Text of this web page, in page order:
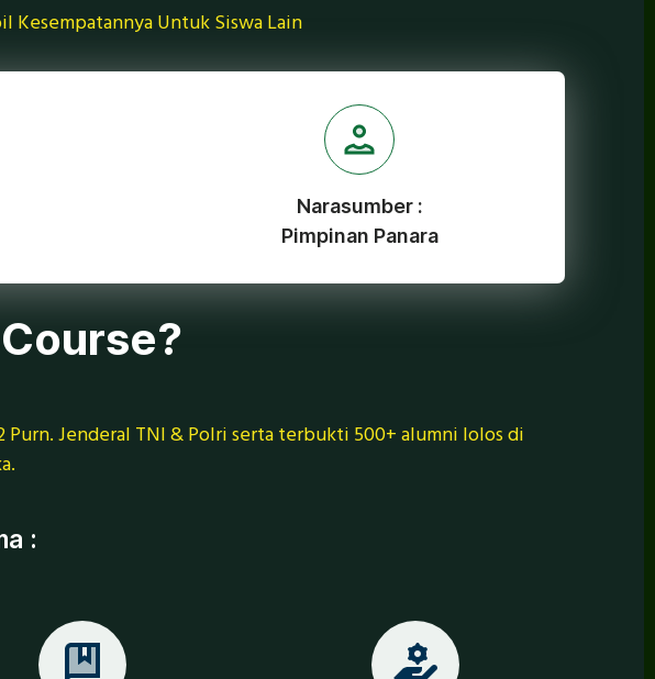
Kesempatannya Untuk Siswa Lain
Narasumber :
Pimpinan Panara
Jenderal TNI & Polri serta terbukti 500+ alumni lolos di
: